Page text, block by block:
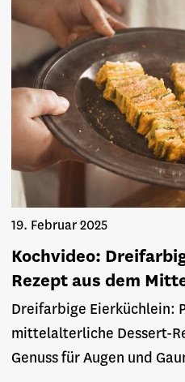
19. Februar 2025
Kochvideo:
Rezept aus dem
Dreifarbige Eierküchlein:
mittelalterliche Dessert-
Genuss für Augen und